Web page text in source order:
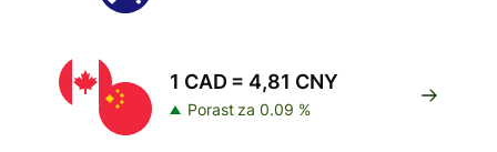
1 CAD = 4,81 CNY
Porast za 0.09 %